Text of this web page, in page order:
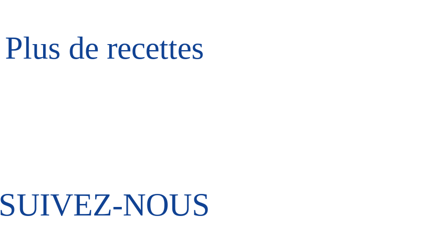
Plus de recettes
SUIVEZ-NOUS